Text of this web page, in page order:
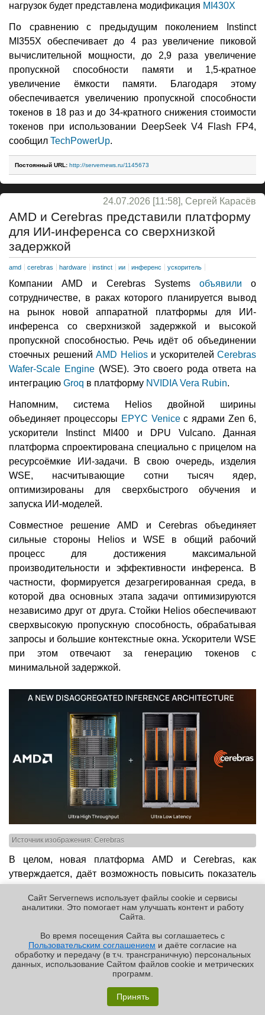
«Графиня»: как Grafana, только лучше?
✖
нагрузок будет представлена модификация MI430X
По сравнению с предыдущим поколением Instinct
MI355X обеспечивает до 4 раз увеличение пиковой
вычислительной мощности, до 2,9 раза увеличение
пропускной способности памяти и 1,5-кратное
увеличение ёмкости памяти. Благодаря этому
обеспечивается увеличению пропускной способности
токенов в 18 раз и до 34-кратного снижения стоимости
токенов при использовании DeepSeek V4 Flash FP4,
сообщил TechPowerUp.
Постоянный URL: http://servernews.ru/1145673
24.07.2026 [11:58], Сергей Карасёв
AMD и Cerebras представили платформу
для ИИ-инференса со сверхнизкой
задержкой
amd cerebras hardware instinct ии инференс ускоритель
Компании AMD и Cerebras Systems объявили о
сотрудничестве, в раках которого планируется вывод
на рынок новой аппаратной платформы для ИИ-
инференса со сверхнизкой задержкой и высокой
пропускной способностью. Речь идёт об объединении
стоечных решений AMD Heliosи ускорителей Cerebras
Wafer-Scale Engine(WSE). Это своего рода ответа на
интеграцию Groq в платформу NVIDIA Vera Rubin.
Напомним, система Helios двойной ширины
объединяет процессоры EPYC Veniceс ядрами Zen 6,
ускорители Instinct MI400 и DPU Vulcano. Данная
платформа спроектирована специально с прицелом на
ресурсоёмкие ИИ-задачи. В свою очередь, изделия
WSE, насчитывающие сотни тысяч ядер,
оптимизированы для сверхбыстрого обучения и
запуска ИИ-моделей.
Совместное решение AMD и Cerebras объединяет
сильные стороны Helios и WSE в общий рабочий
процесс для достижения максимальной
производительности и эффективности инференса. В
частности, формируется дезагрегированная среда, в
которой два основных этапа задачи оптимизируются
независимо друг от друга. Стойки Helios обеспечивают
сверхвысокую пропускную способность, обрабатывая
запросы и большие контекстные окна. Ускорители WSE
при этом отвечают за генерацию токенов с
минимальной задержкой.
Источник изображения: Cerebras
В целом, новая платформа AMD и Cerebras, как
утверждается, даёт возможность повысить показатель
сравнению с конфигурациями, в которых используются
только лишь изделия WSE (при работе с
мультимодальной моделью Kimi 2.6 1T, насчитывающей
1 трлн параметров). В рамках партнёрства с AMD
компания Cerebras намерена развернуть системы
Helios в своих дата-центрах. Новое аппаратное
решение станет доступно клиентам через облако
Cerebras Cloud во II половине текущего года.
Сайт Servernews использует файлы cookie и сервисы
аналитики. Это помогает нам улучшать контент и работу
Cайта.
Во время посещения Cайта вы соглашаетесь с
Пользовательским соглашением и даёте согласие на
обработку и передачу (в т.ч. трансграничную) персональных
данных, использование Cайтом файлов cookie и метрических
программ.
Принять